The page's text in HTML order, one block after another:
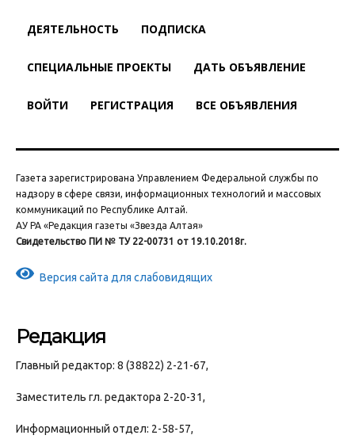
ДЕЯТЕЛЬНОСТЬ ПОДПИСКА
СПЕЦИАЛЬНЫЕ ПРОЕКТЫ ДАТЬ ОБЪЯВЛЕНИЕ
ВОЙТИ РЕГИСТРАЦИЯ ВСЕ ОБЪЯВЛЕНИЯ
Газета зарегистрирована Управлением Федеральной службы по
надзору в сфере связи, информационных технологий и массовых
коммуникаций по Республике Алтай.
АУ РА «Редакция газеты «Звезда Алтая»
Свидетельство ПИ № ТУ 22-00731 от 19.10.2018г.
Версия сайта для слабовидящих
Редакция
Главный редактор: 8 (38822) 2-21-67,
Заместитель гл. редактора 2-20-31,
Информационный отдел: 2-58-57,